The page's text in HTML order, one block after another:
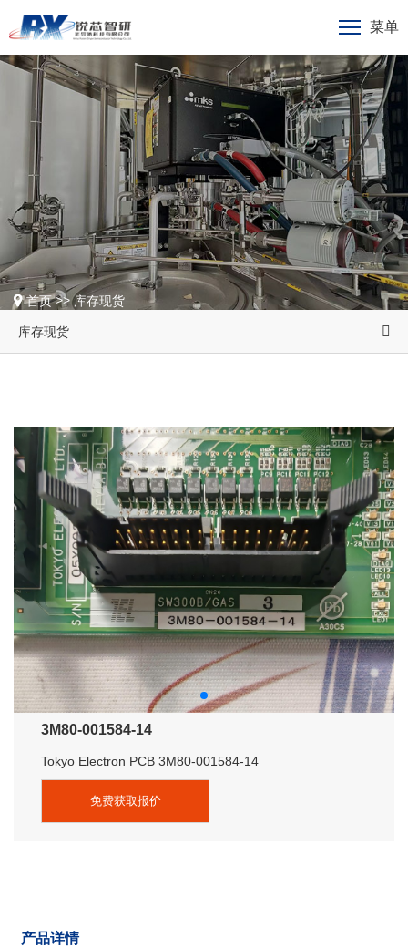
菜单
首页>>库存现货
库存现货
3M80-001584-14
Tokyo Electron PCB 3M80-001584-14
免费获取报价
产品详情